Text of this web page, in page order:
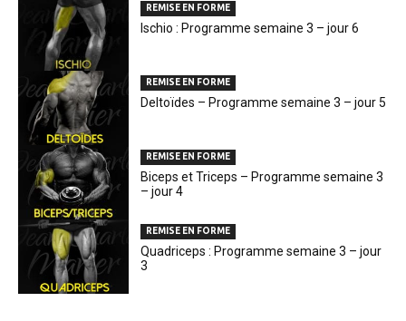
REMISE EN FORME
Ischio : Programme semaine 3 – jour 6
REMISE EN FORME
Deltoïdes – Programme semaine 3 – jour 5
REMISE EN FORME
Biceps et Triceps – Programme semaine 3
– jour 4
REMISE EN FORME
Quadriceps : Programme semaine 3 – jour
3